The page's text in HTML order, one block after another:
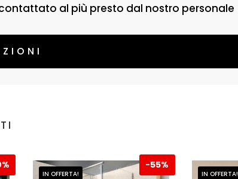
al più presto dal nostro personale
IN OFFERTA!
-55%
IN OFFERTA!